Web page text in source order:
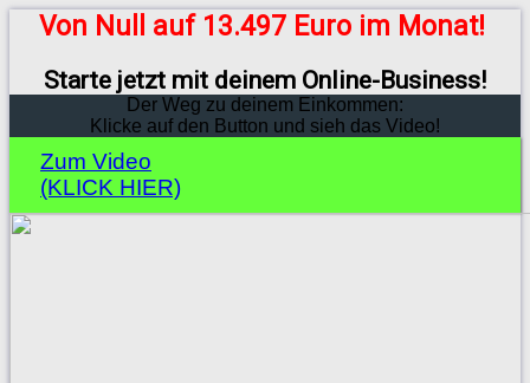
Von Null auf 13.497 Euro im Monat!
Starte jetzt mit deinem Online-Business!
Der Weg zu deinem Einkommen:
Klicke auf den Button und sieh das Video!
Zum Video
(KLICK HIER)